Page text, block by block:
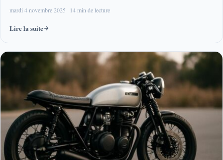
mardi 4 novembre 2025 14 min de lecture
Lire la suite